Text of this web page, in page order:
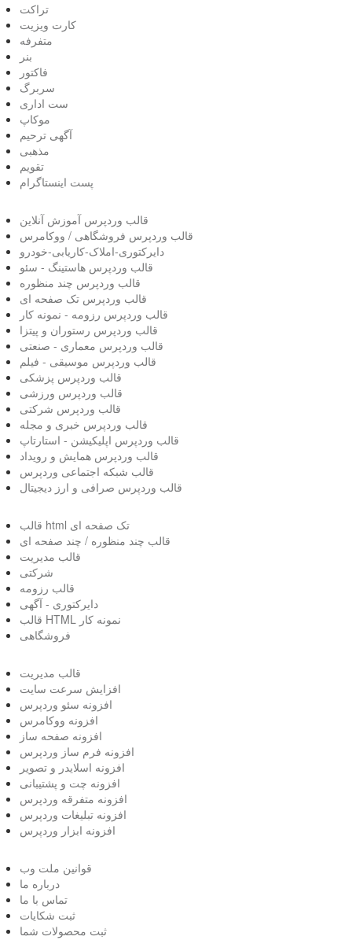
تراکت
کارت ویزیت
متفرفه
بنر
فاکتور
سربرگ
ست اداری
موکاپ
آگهی ترحیم
مذهبی
تقویم
پست اینستاگرام
قالب وردپرس آموزش آنلاین
قالب وردپرس فروشگاهی / ووکامرس
دایرکتوری-املاک-کاریابی-خودرو
قالب وردپرس هاستینگ - سئو
قالب وردپرس چند منظوره
قالب وردپرس تک صفحه ای
قالب وردپرس رزومه - نمونه کار
قالب وردپرس رستوران و پیتزا
قالب وردپرس معماری - صنعتی
قالب وردپرس موسیقی - فیلم
قالب وردپرس پزشکی
قالب وردپرس ورزشی
قالب وردپرس شرکتی
قالب وردپرس خبری و مجله
قالب وردپرس اپلیکیشن - استارتاپ
قالب وردپرس همایش و رویداد
قالب شبکه اجتماعی وردپرس
قالب وردپرس صرافی و ارز دیجیتال
قالب html تک صفحه ای
قالب چند منظوره / چند صفحه ای
قالب مدیریت
شرکتی
قالب رزومه
دایرکتوری - آگهی
قالب HTML نمونه کار
فروشگاهی
قالب مدیریت
افزایش سرعت سایت
افزونه سئو وردپرس
افزونه ووکامرس
افزونه صفحه ساز
افزونه فرم ساز وردپرس
افزونه اسلایدر و تصویر
افزونه چت و پشتیبانی
افزونه متفرقه وردپرس
افزونه تبلیغات وردپرس
افزونه ابزار وردپرس
قوانین ملت وب
درباره ما
تماس با ما
ثبت شکایات
ثبت محصولات شما